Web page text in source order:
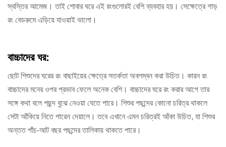
স্বস্তির আমেজ। তাই শোবার ঘরে এই রংগুলোরই বেশি ব্যবহার হয়। সেক্ষেত্রে গাড়
রং বেডরুমে এড়িয়ে যাওয়াই ভালো।
বাচ্চাদের ঘর:
ছোট শিশুদের ঘরের রং বাছাইয়ের ক্ষেত্রে সতর্কতা অবলম্বন করা উচিত। কারন রং
বাচ্চাদের মনের ওপর প্রভাব ফেলে অনেক বেশি। বাচ্চাদের ঘরে রং করার আগে তার
সঙ্গে কথা বলে পছন্দ বুঝে নেওয়া যেতে পারে। শিশুর পছন্দের কোনো চরিত্র থাকলে
সেটা আঁকিয়ে নিতে পারেন দেয়ালে। তবে এখানে এমন চরিত্রই আঁকা উচিত, যা শিশুর
অন্তত পাঁচ-আট বছর পছন্দের তালিকায় থাকতে পারে।